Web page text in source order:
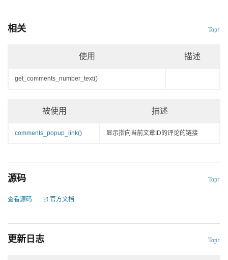
相关 Top↑
使用 描述
get_comments_number_text()
被使用 描述
comments_popup_link() 显示指向当前文章ID的评论的链接
源码 Top↑
查看源码 官方文档
更新日志 Top↑